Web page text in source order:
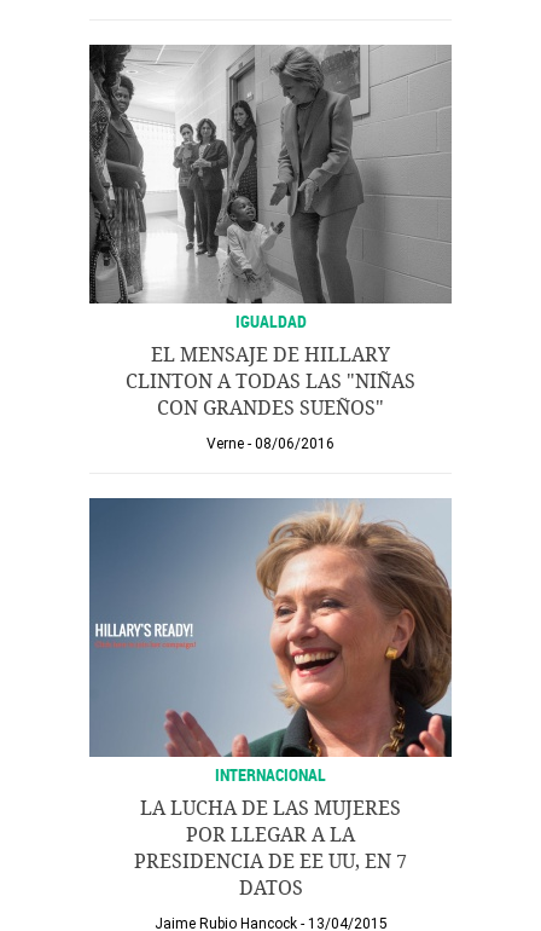
IGUALDAD
EL MENSAJE DE HILLARY
CLINTON A TODAS LAS "NIÑAS
CON GRANDES SUEÑOS"
Verne 08/06/2016
INTERNACIONAL
LA LUCHA DE LAS MUJERES
POR LLEGAR A LA
PRESIDENCIA DE EE UU, EN 7
DATOS
Jaime Rubio Hancock 13/04/2015